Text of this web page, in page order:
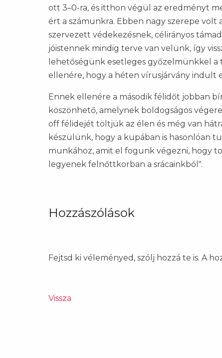
ott 3–0-ra, és itthon végül az eredményt
ért a számunkra. Ebben nagy szerepe volt
szervezett védekezésnek, célirányos
jóistennek mindig terve van velünk, így
lehetőségünk esetleges győzelmünkkel a
ellenére, hogy a héten vírusjárvány indult
Ennek ellenére a második félidőt jobban
köszönhető, amelynek boldogságos
off félidejét töltjük az élen és még van
készülünk, hogy a kupában is hasonlóan
munkához, amit el fogunk végezni, hogy
legyenek felnőttkorban a srácainkból".
Hozzászólások
Fejtsd ki véleményed, szólj hozzá te is. A
Vissza